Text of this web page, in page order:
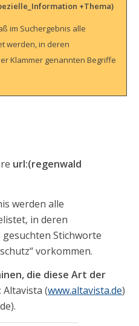
+Thema)
im Suchergebnis alle
werden, in deren
Klammer genannten Begriffe
url:(regenwald
werden alle
in deren
Stichworte
vorkommen.
die diese Art der
Altavista (www.altavista.de)